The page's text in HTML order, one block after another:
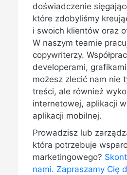
doświadczenie
które zdobyliśmy
i swoich klientów oraz
W naszym teamie
copywriterzy.
developerami,
możesz zlecić nam nie
treści, ale również
internetowej, aplikacji
aplikacji mobilnej.
Prowadzisz lub
która potrzebuje
marketingowego?
nami. Zapraszamy Cię